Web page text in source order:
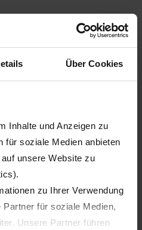
Über Cookies
Inhalte und Anzeigen zu
für soziale Medien anbieten
unsere Website zu
zu Ihrer Verwendung
für soziale Medien,
Unsere Partner führen